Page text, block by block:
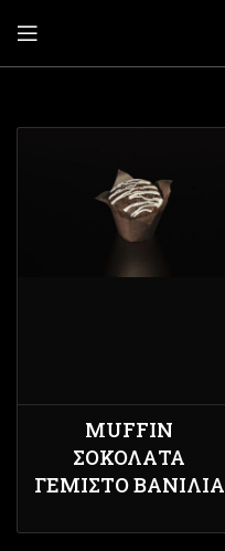
MUFFIN
ΣΟΚΟΛΆΤΑ
ΓΕΜΙΣΤΌ ΒΑΝΊΛΙΑ